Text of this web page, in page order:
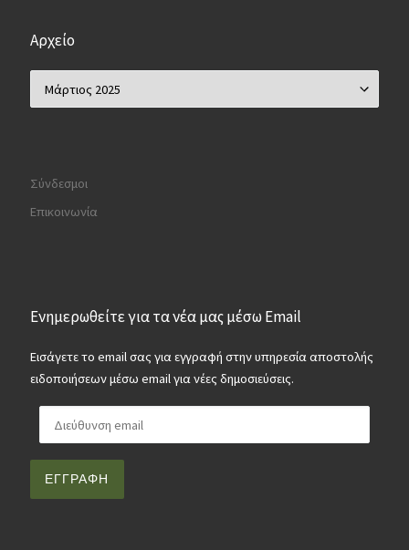
Αρχείο
Σύνδεσμοι
Επικοινωνία
Ενημερωθείτε για τα νέα μας μέσω Email
Εισάγετε το email σας για εγγραφή στην υπηρεσία αποστολής
ειδοποιήσεων μέσω email για νέες δημοσιεύσεις.
ΕΓΓΡΑΦΉ